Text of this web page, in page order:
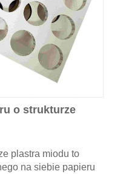
o strukturze
plastra miodu to
na siebie papieru